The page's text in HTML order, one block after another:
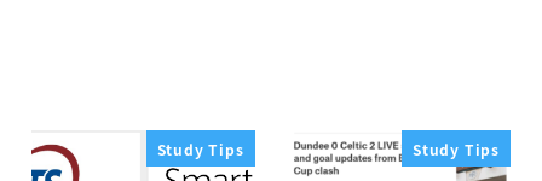
Study Tips Study Tips